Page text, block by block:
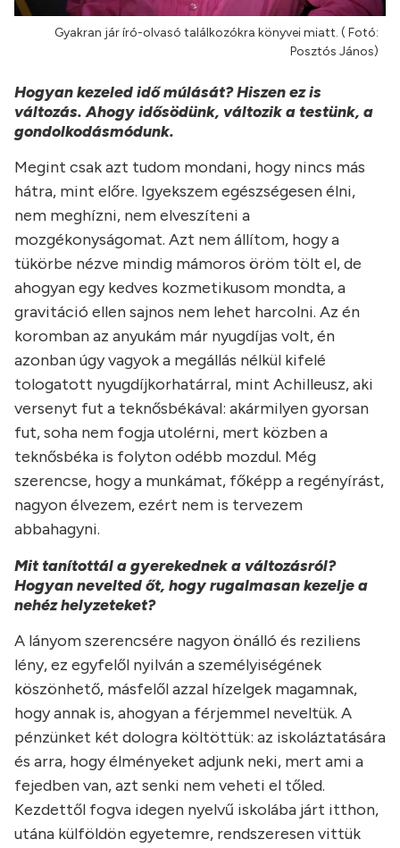
Gyakran jár író-olvasó találkozókra könyvei miatt. ( Fotó:
Posztós János)
Hogyan kezeled idő múlását? Hiszen ez is
változás. Ahogy idősödünk, változik a testünk, a
gondolkodásmódunk.
Megint csak azt tudom mondani, hogy nincs más
hátra, mint előre. Igyekszem egészségesen élni,
nem meghízni, nem elveszíteni a
mozgékonyságomat. Azt nem állítom, hogy a
tükörbe nézve mindig mámoros öröm tölt el, de
ahogyan egy kedves kozmetikusom mondta, a
gravitáció ellen sajnos nem lehet harcolni. Az én
koromban az anyukám már nyugdíjas volt, én
azonban úgy vagyok a megállás nélkül kifelé
tologatott nyugdíjkorhatárral, mint Achilleusz, aki
versenyt fut a teknősbékával: akármilyen gyorsan
fut, soha nem fogja utolérni, mert közben a
teknősbéka is folyton odébb mozdul. Még
szerencse, hogy a munkámat, főképp a regényírást,
nagyon élvezem, ezért nem is tervezem
abbahagyni.
Mit tanítottál a gyerekednek a változásról?
Hogyan nevelted őt, hogy rugalmasan kezelje a
nehéz helyzeteket?
A lányom szerencsére nagyon önálló és reziliens
lény, ez egyfelől nyilván a személyiségének
köszönhető, másfelől azzal hízelgek magamnak,
hogy annak is, ahogyan a férjemmel neveltük. A
pénzünket két dologra költöttük: az iskoláztatására
és arra, hogy élményeket adjunk neki, mert ami a
fejedben van, azt senki nem veheti el tőled.
Kezdettől fogva idegen nyelvű iskolába járt itthon,
utána külföldön egyetemre, rendszeresen vittük